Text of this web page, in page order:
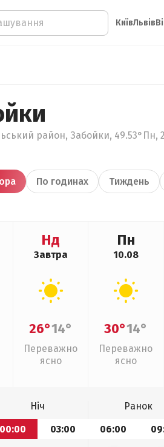
КиївЛьвів
район, Забойки, 49.53°Пн,
По годинах Тиждень
Нд
Завтра
26°14°
Переважно
ясно
Пн
10.08
30°14°
Переважно
ясно
Ніч Ранок
00:00
03:00 06:00